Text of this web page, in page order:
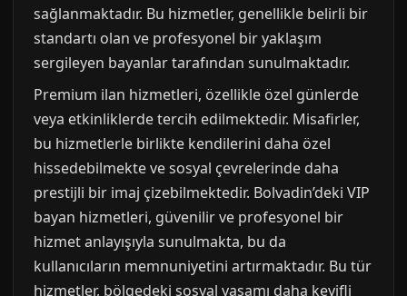
sağlanmaktadır. Bu hizmetler, genellikle belirli bir
standartı olan ve profesyonel bir yaklaşım
sergileyen bayanlar tarafından sunulmaktadır.
Premium ilan hizmetleri, özellikle özel günlerde
veya etkinliklerde tercih edilmektedir. Misafirler,
bu hizmetlerle birlikte kendilerini daha özel
hissedebilmekte ve sosyal çevrelerinde daha
prestijli bir imaj çizebilmektedir. Bolvadin’deki VIP
bayan hizmetleri, güvenilir ve profesyonel bir
hizmet anlayışıyla sunulmakta, bu da
kullanıcıların memnuniyetini artırmaktadır. Bu tür
hizmetler, bölgedeki sosyal yaşamı daha keyifli